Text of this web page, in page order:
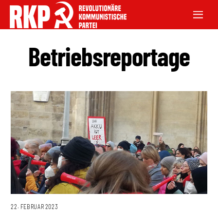
Betriebsreportage
22. FEBRUAR 2023